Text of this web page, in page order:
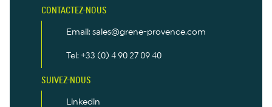
CONTACTEZ-NOUS
Email: sales@grene-provence.com
Tel: +33 (0) 4 90 27 09 40
SUIVEZ-NOUS
Linkedin